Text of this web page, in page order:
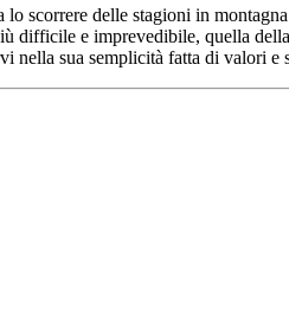
scorrere delle stagioni in
difficile e imprevedibile, quella
nella sua semplicità fatta di valori